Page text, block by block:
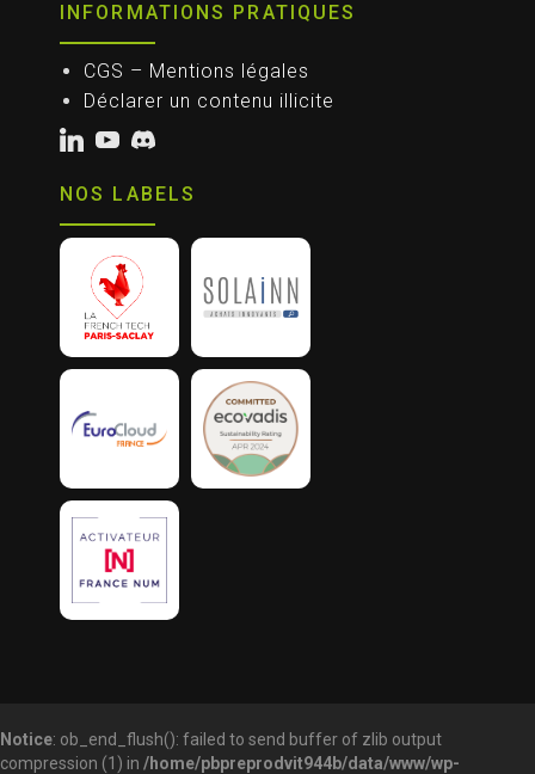
INFORMATIONS PRATIQUES
CGS – Mentions légales
Déclarer un contenu illicite
NOS LABELS
Notice: ob_end_flush(): failed to send buffer of zlib output
compression (1) in /home/pbpreprodvit944b/data/www/wp-